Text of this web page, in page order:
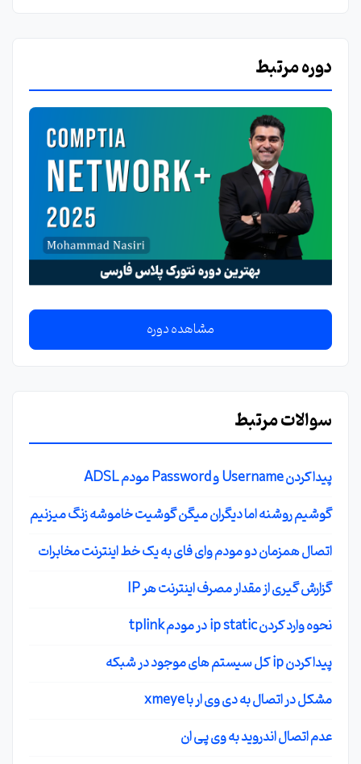
دوره مرتبط
مشاهده دوره
سوالات مرتبط
پیدا کردن Username و Password مودم ADSL
گوشیم روشنه اما دیگران میگن گوشیت خاموشه زنگ میزنیم
اتصال همزمان دو مودم وای فای به یک خط اینترنت مخابرات
گزارش گیری از مقدار مصرف اینترنت هر IP
نحوه وارد کردن ip static در مودم tplink
پیدا کردن ip کل سیستم های موجود در شبکه
مشکل در اتصال به دی وی ار با xmeye
عدم اتصال اندروید به وی پی ان